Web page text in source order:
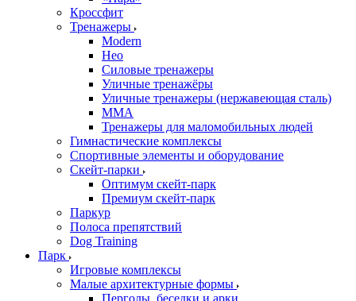
Кроссфит
Тренажеры
Modern
Нео
Силовые тренажеры
Уличные тренажёры
Уличные тренажеры (нержавеющая сталь)
ММА
Тренажеры для маломобильных людей
Гимнастические комплексы
Спортивные элементы и оборудование
Скейт-парки
Оптимум скейт-парк
Премиум скейт-парк
Паркур
Полоса препятствий
Dog Training
Парк
Игровые комплексы
Малые архитектурные формы
Перголы, беседки и арки